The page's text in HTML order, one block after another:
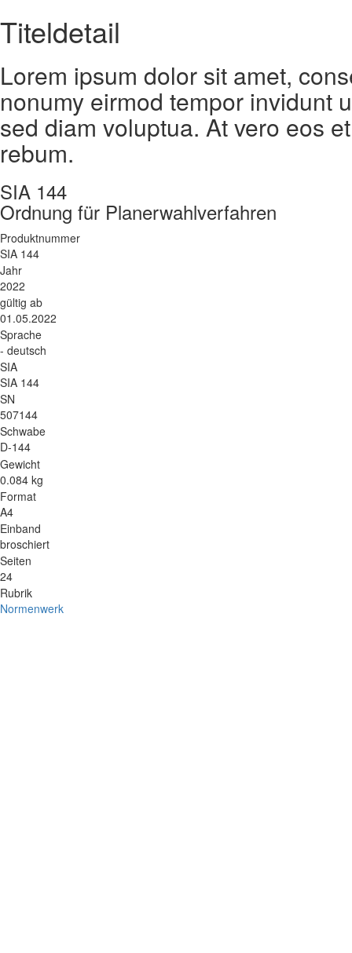
Titeldetail
Lorem ipsum dolor sit amet,
nonumy eirmod tempor invidunt
sed diam voluptua. At vero eos
rebum.
SIA 144
Ordnung für Planerwahlverfahren
Produktnummer
SIA 144
Jahr
2022
gültig ab
01.05.2022
Sprache
- deutsch
SIA
SIA 144
SN
507144
Schwabe
D-144
Gewicht
0.084 kg
Format
A4
Einband
broschiert
Seiten
24
Rubrik
Normenwerk